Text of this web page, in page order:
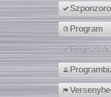
Program